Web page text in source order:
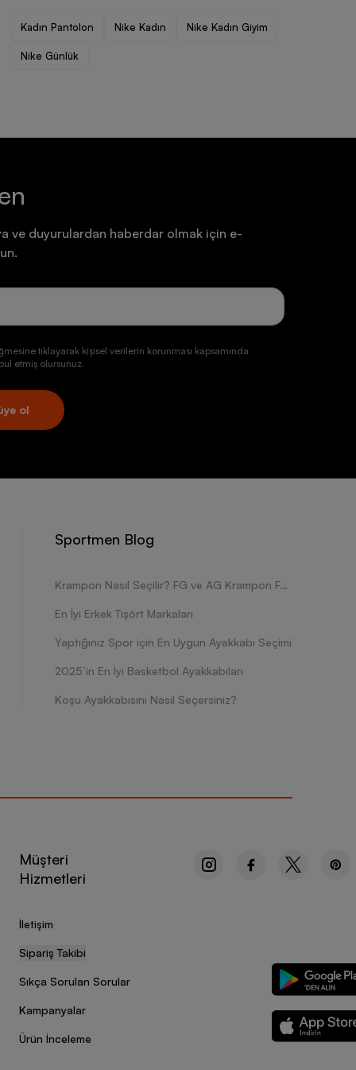
7.199,90 TL
Kadın Pantolon Nike Kadın Nike Kadın Giyim
Nike Günlük
ve duyurulardan haberdar olmak için e-
tıklayarak kişisel verilerin korunması kapsamında
etmiş olursunuz.
ol
Sportmen Blog
Krampon Nasıl Seçilir? FG ve AG Krampon Farkları Nelerdir?
En İyi Erkek Tişört Markaları
Yaptığınız Spor için En Uygun Ayakkabı Seçimi
2025’in En İyi Basketbol Ayakkabıları
Koşu Ayakkabısını Nasıl Seçersiniz?
Müşteri
Hizmetleri
İletişim
Sipariş Takibi
Sıkça Sorulan Sorular
Kampanyalar
Ürün İnceleme